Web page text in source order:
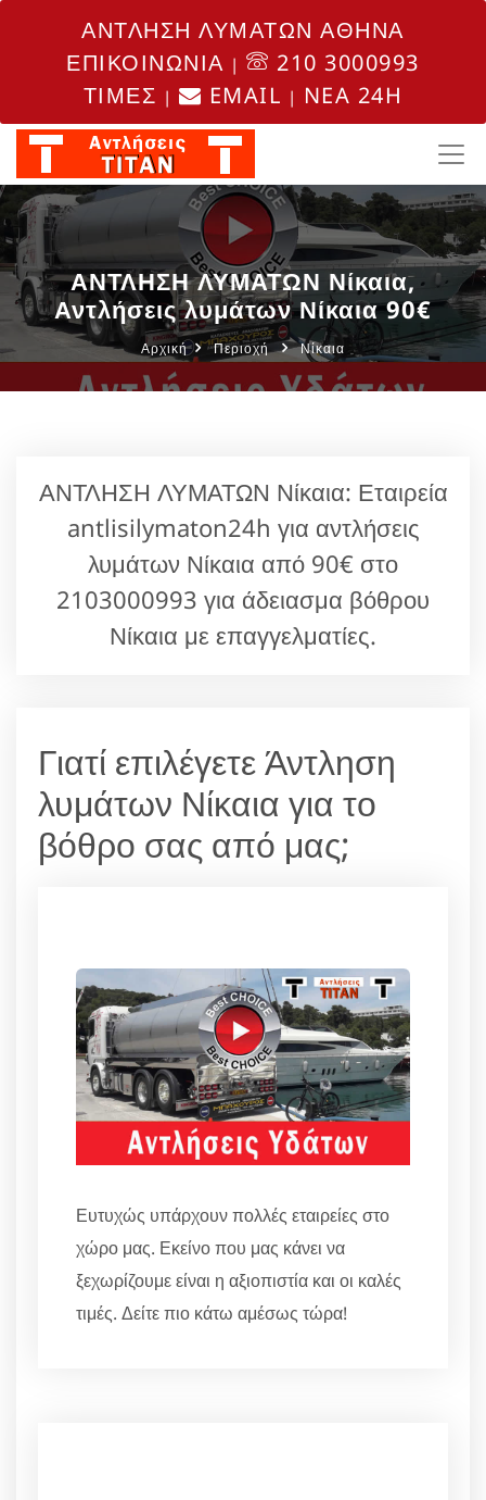
ΑΝΤΛΗΣΗ ΛΥΜΑΤΩΝ ΑΘΗΝΑ
ΕΠΙΚΟΙΝΩΝΙΑ |
210 3000993
ΤΙΜΕΣ | EMAIL | NEA 24H
ΑΝΤΛΗΣΗ ΛΥΜΑΤΩΝ Νίκαια,
Αντλήσεις λυμάτων Νίκαια 90€
Αρχική Περιοχή Νίκαια
ΑΝΤΛΗΣΗ ΛΥΜΑΤΩΝ Νίκαια: Εταιρεία
antlisilymaton24h για αντλήσεις
λυμάτων Νίκαια από 90€ στο
2103000993 για άδειασμα βόθρου
Νίκαια με επαγγελματίες.
Γιατί επιλέγετε Άντληση
λυμάτων Νίκαια για το
βόθρο σας από μας;
Ευτυχώς υπάρχουν πολλές εταιρείες στο
χώρο μας. Εκείνο που μας κάνει να
ξεχωρίζουμε είναι η αξιοπιστία και οι καλές
τιμές. Δείτε πιο κάτω αμέσως τώρα!